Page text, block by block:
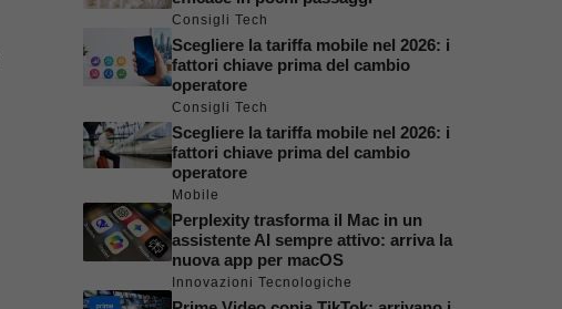
Consigli Tech
Scegliere la tariffa mobile nel 2026: i
fattori chiave prima del cambio
operatore
Consigli Tech
Scegliere la tariffa mobile nel 2026: i
fattori chiave prima del cambio
operatore
Mobile
Perplexity trasforma il Mac in un
assistente AI sempre attivo: arriva la
nuova app per macOS
Innovazioni Tecnologiche